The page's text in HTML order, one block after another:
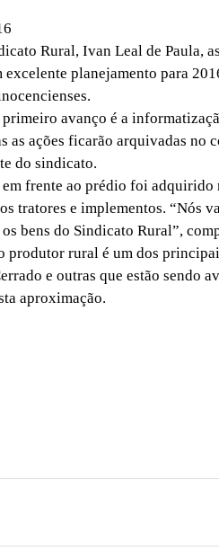
Rural, Ivan Leal de Paula,
excelente planejamento para
avanço é a
as ações ficarão arquivadas no
do sindicato.
frente ao prédio foi adquirido
tratores e implementos. “Nós
bens do Sindicato Rural”,
rural é um dos
e outras que estão sendo
aproximação.